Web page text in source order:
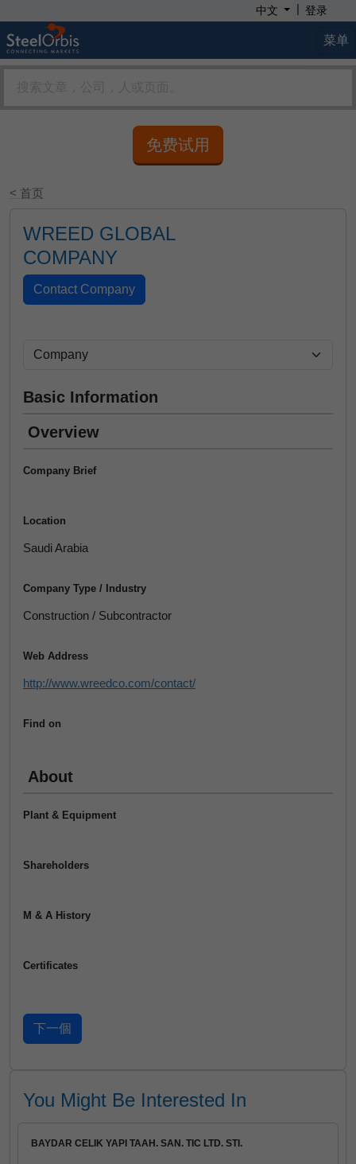
中文 | 登录
菜单
免费试用
< 首页
WREED GLOBAL
COMPANY
Basic Information
Overview
Company Brief
Location
Saudi Arabia
Company Type / Industry
Construction / Subcontractor
Web Address
http://www.wreedco.com/contact/
Find on
About
Plant & Equipment
Shareholders
M & A History
Certificates
You Might Be Interested In
BAYDAR CELIK YAPI TAAH. SAN. TIC LTD. STI.